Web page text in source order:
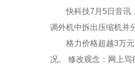
快科技7月5日音讯，
调外机中拆出压缩机并
格力价格超越3万元的
况。 修改观念：网上骂